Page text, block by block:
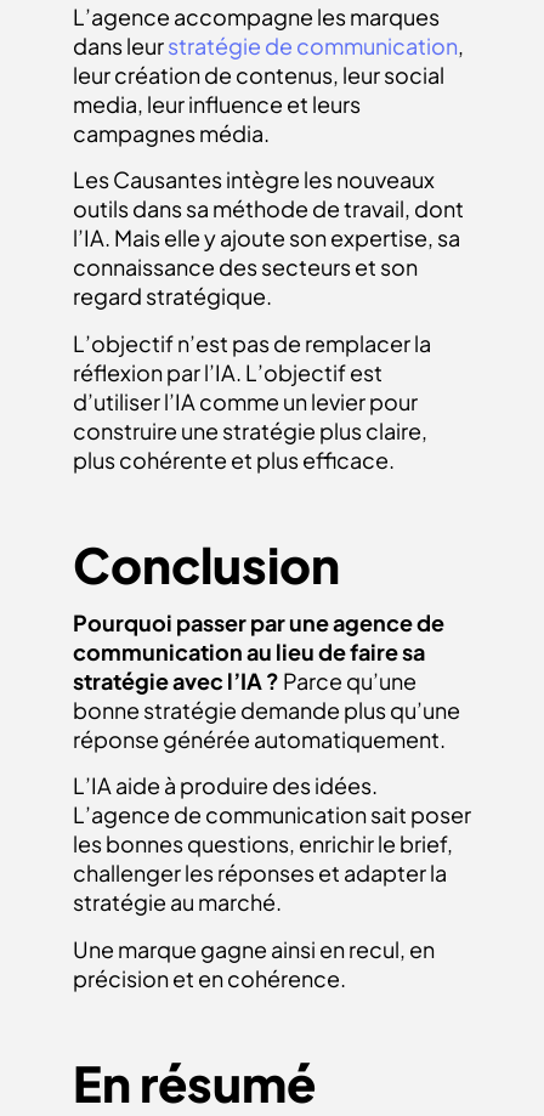
L’agence accompagne les marques
dans leurstratégie de communication,
leur création de contenus, leur social
media, leur influence et leurs
campagnes média.
Les Causantes intègre les nouveaux
outils dans sa méthode de travail, dont
l’IA. Mais elle y ajoute son expertise, sa
connaissance des secteurs et son
regard stratégique.
L’objectif n’est pas de remplacer la
réflexion par l’IA. L’objectif est
d’utiliser l’IA comme un levier pour
construire une stratégie plus claire,
plus cohérente et plus efficace.
Conclusion
Pourquoi passer par une agence de
communication au lieu de faire sa
stratégie avec l’IA ? Parce qu’une
bonne stratégie demande plus qu’une
réponse générée automatiquement.
L’IA aide à produire des idées.
L’agence de communication sait poser
les bonnes questions, enrichir le brief,
challenger les réponses et adapter la
stratégie au marché.
Une marque gagne ainsi en recul, en
précision et en cohérence.
En résumé